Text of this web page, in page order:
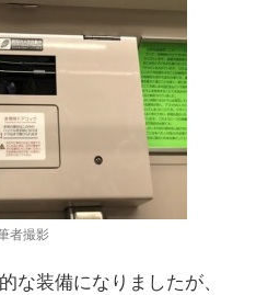
者撮影
な装備になりましたが、